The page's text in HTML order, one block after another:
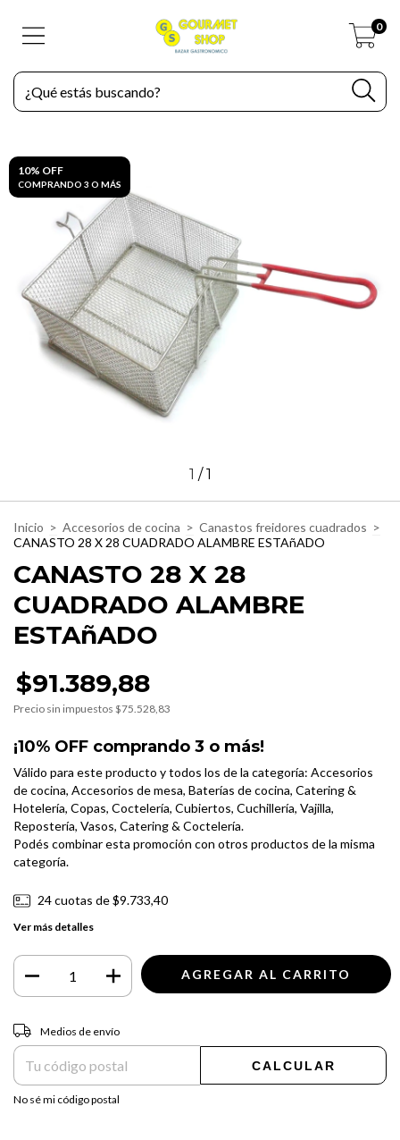
0
10% OFF
COMPRANDO 3 O MÁS
1 /1
Inicio > Accesorios de cocina > Canastos freidores cuadrados >
CANASTO 28 X 28 CUADRADO ALAMBRE ESTAñADO
CANASTO 28 X 28
CUADRADO ALAMBRE
ESTAñADO
$91.389,88
Precio sin impuestos $75.528,83
¡10% OFF comprando 3 o más!
Válido para este producto y todos los de la categoría: Accesorios
de cocina, Accesorios de mesa, Baterías de cocina, Catering &
Hotelería, Copas, Coctelería, Cubiertos, Cuchillería, Vajilla,
Repostería, Vasos, Catering & Coctelería.
Podés combinar esta promoción con otros productos de la misma
categoría.
24cuotas de$9.733,40
Ver más detalles
Entregas para el CP:
Medios de envío
CALCULAR
No sé mi código postal